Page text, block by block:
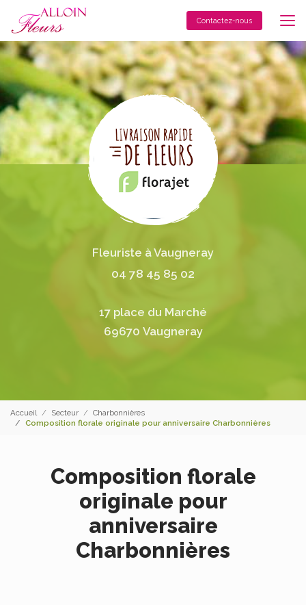
contenu
principal
Contactez-nous
Fleuriste à Vaugneray
04 78 45 85 02
17 place du Marché
69670 Vaugneray
Accueil Secteur
Charbonnières
Composition florale originale pour anniversaire Charbonnières
Composition florale
originale pour
anniversaire
Charbonnières